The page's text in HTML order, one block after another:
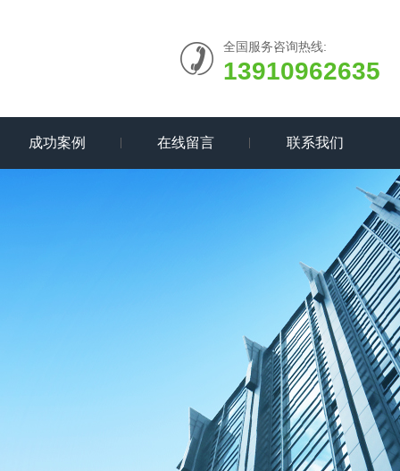
全国服务咨询热线:
13910962635
成功案例 在线留言 联系我们